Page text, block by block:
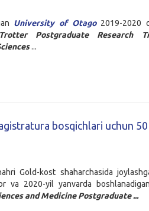
University of Otago2019-2020
Postgraduate Research
...
bosqichlari uchun 50
Gold-kost shaharchasida
va 2020-yil yanvarda
and Medicine Postgraduate ...